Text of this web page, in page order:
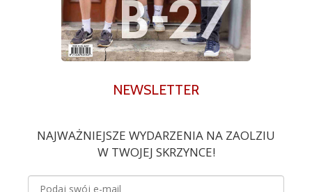
NEWSLETTER
NAJWAŻNIEJSZE WYDARZENIA NA ZAOLZIU
W TWOJEJ SKRZYNCE!